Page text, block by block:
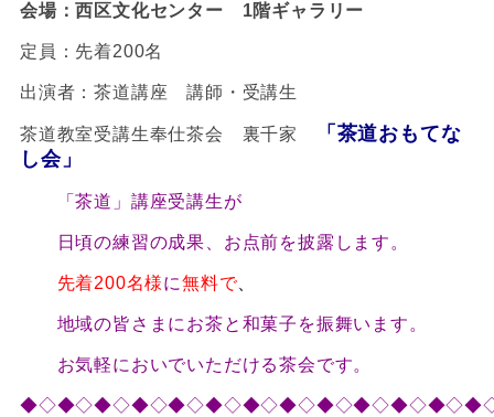
会場：西区文化センター 1階ギャラリー
定員：先着200名
出演者：茶道講座 講師・受講生
茶道教室受講生奉仕茶会 裏千家
「茶道おもてな
し会」
「茶道」講座受講生が
日頃の練習の成果、お点前を披露します。
先着200名様に無料で、
地域の皆さまにお茶と和菓子を振舞います。
お気軽においでいただける茶会です。